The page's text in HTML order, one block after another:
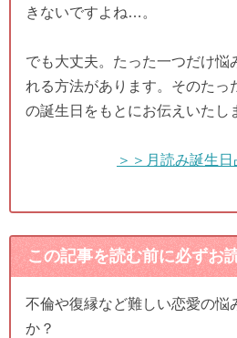
きないですよね…。
でも大丈夫。たった一つだけ悩
れる方法があります。そのたっ
の誕生日をもとにお伝えいたし
＞＞月読み誕生日
この記事を読む前に必ずお
不倫や復縁など難しい恋愛の悩
か？